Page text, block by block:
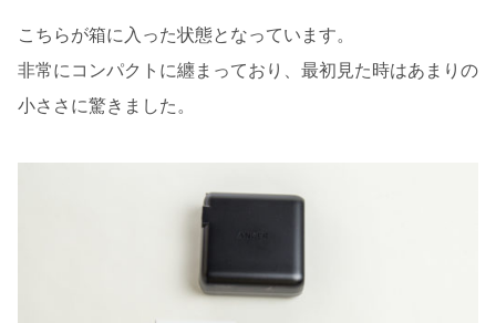
こちらが箱に入った状態となっています。
非常にコンパクトに纏まっており、最初見た時はあまりの
小ささに驚きました。